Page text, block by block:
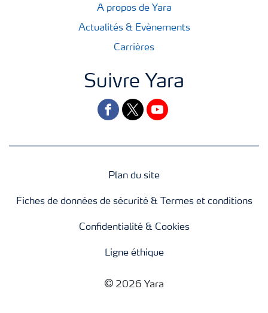
A propos de Yara
Actualités & Evènements
Carrières
Suivre Yara
facebooktwitteryoutube
Plan du site
Fiches de données de sécurité & Termes et conditions
Confidentialité & Cookies
Ligne éthique
2026 Yara